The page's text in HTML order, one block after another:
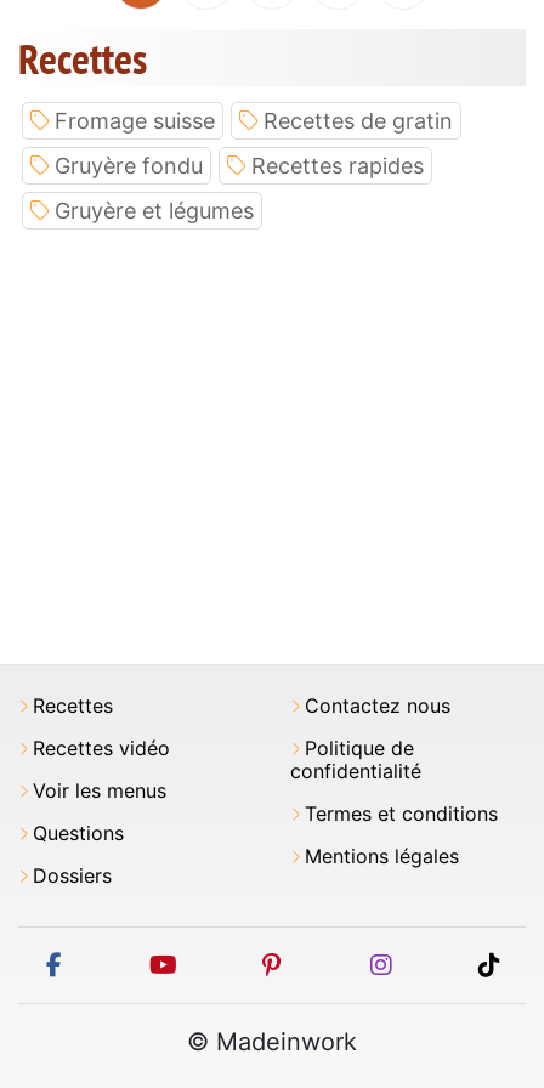
Recettes
Fromage suisse
Recettes de gratin
Gruyère fondu
Recettes rapides
Gruyère et légumes
Recettes
Recettes vidéo
Voir les menus
Questions
Dossiers
Contactez nous
Politique de
confidentialité
Termes et conditions
Mentions légales
facebook youtube pinterest instagram
© Madeinwork